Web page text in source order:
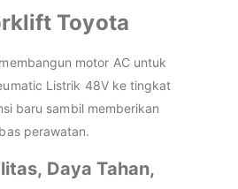
Toyota
motor AC untuk
Listrik 48V ke tingkat
baru sambil memberikan
perawatan.
Daya Tahan,